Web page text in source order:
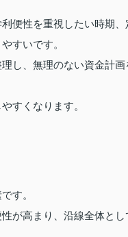
便性を重視したい時期
すいです。
し、無理のない資金計
すくなります。
す。
が高まり、沿線全体と